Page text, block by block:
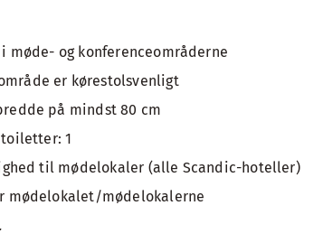
og konferenceområderne
er kørestolsvenligt
på mindst 80 cm
1
til mødelokaler (alle Scandic-hoteller)
mødelokalet/mødelokalerne